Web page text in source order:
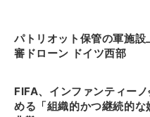
パトリオット保管の軍施設
審ドローン ドイツ西部
FIFA、インファンティー
める「組織的かつ継続的な